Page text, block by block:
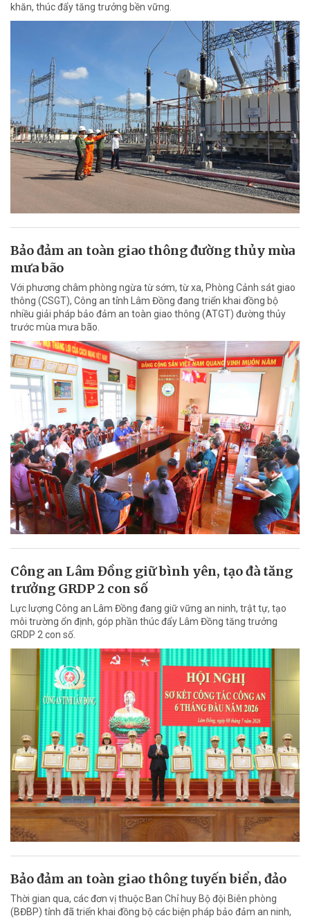
khăn, thúc đẩy tăng trưởng bền vững.
Bảo đảm an toàn giao thông đường thủy mùa
mưa bão
Với phương châm phòng ngừa từ sớm, từ xa, Phòng Cảnh sát giao
thông (CSGT), Công an tỉnh Lâm Đồng đang triển khai đồng bộ
nhiều giải pháp bảo đảm an toàn giao thông (ATGT) đường thủy
trước mùa mưa bão.
Công an Lâm Đồng giữ bình yên, tạo đà tăng
trưởng GRDP 2 con số
Lực lượng Công an Lâm Đồng đang giữ vững an ninh, trật tự, tạo
môi trường ổn định, góp phần thúc đẩy Lâm Đồng tăng trưởng
GRDP 2 con số.
Bảo đảm an toàn giao thông tuyến biển, đảo
Thời gian qua, các đơn vị thuộc Ban Chỉ huy Bộ đội Biên phòng
(BĐBP) tỉnh đã triển khai đồng bộ các biện pháp bảo đảm an ninh,